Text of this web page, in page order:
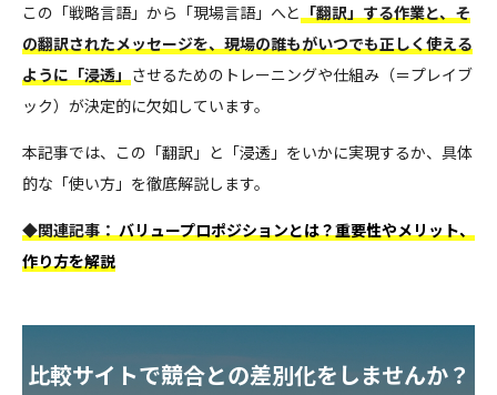
この「戦略言語」から「現場言語」へと「翻訳」する作業と、そ
の翻訳されたメッセージを、現場の誰もがいつでも正しく使える
ように「浸透」させるためのトレーニングや仕組み（＝プレイブ
ック）が決定的に欠如しています。
本記事では、この「翻訳」と「浸透」をいかに実現するか、具体
的な「使い方」を徹底解説します。
◆関連記事：バリュープロポジションとは？重要性やメリット、
作り方を解説
比較サイトで競合との差別化をしませんか？